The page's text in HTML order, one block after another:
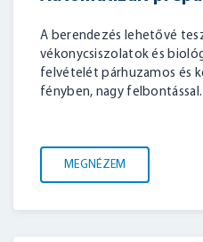
A berendezés lehetővé
vékonycsiszolatok és
felvételét párhuzamos és
fényben, nagy felbontással.
MEGNÉZEM